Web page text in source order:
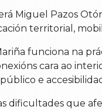
Miguel Pazos
territorial,
funciona na
cara ao
e
dificultades que